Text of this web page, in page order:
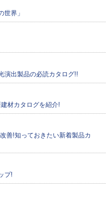
世界」
演出製品の必読カタログ!!
建材カタログを紹介!
善!知っておきたい新着製品カ
プ!